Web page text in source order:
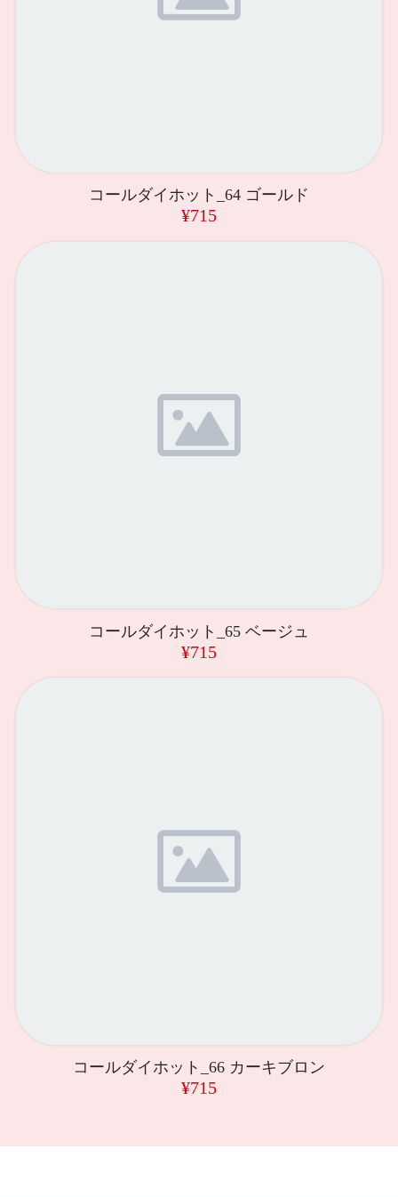
コールダイホット_64 ゴールド
¥715
コールダイホット_65 ベージュ
¥715
コールダイホット_66 カーキブロン
¥715